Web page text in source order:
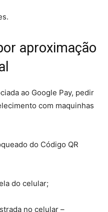
aproximação
ao Google Pay, pedir
com maquinhas
do Código QR
do celular;
no celular –